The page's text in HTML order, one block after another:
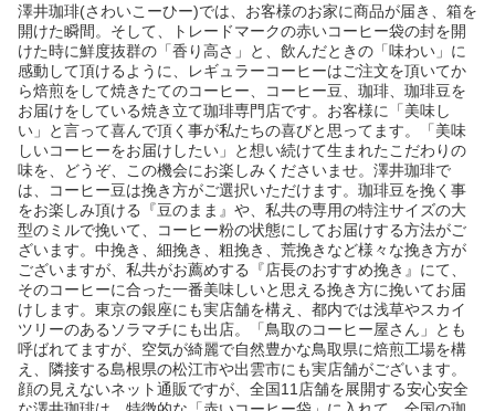
澤井珈琲(さわいこーひー)では、お客様のお家に商品が届き、箱を
開けた瞬間。そして、トレードマークの赤いコーヒー袋の封を開
けた時に鮮度抜群の「香り高さ」と、飲んだときの「味わい」に
感動して頂けるように、レギュラーコーヒーはご注文を頂いてか
ら焙煎をして焼きたてのコーヒー、コーヒー豆、珈琲、珈琲豆を
お届けをしている焼き立て珈琲専門店です。お客様に「美味し
い」と言って喜んで頂く事が私たちの喜びと思ってます。「美味
しいコーヒーをお届けしたい」と想い続けて生まれたこだわりの
味を、どうぞ、この機会にお楽しみくださいませ。澤井珈琲で
は、コーヒー豆は挽き方がご選択いただけます。珈琲豆を挽く事
をお楽しみ頂ける『豆のまま』や、私共の専用の特注サイズの大
型のミルで挽いて、コーヒー粉の状態にしてお届けする方法がご
ざいます。中挽き、細挽き、粗挽き、荒挽きなど様々な挽き方が
ございますが、私共がお薦めする『店長のおすすめ挽き』にて、
そのコーヒーに合った一番美味しいと思える挽き方に挽いてお届
けします。東京の銀座にも実店舗を構え、都内では浅草やスカイ
ツリーのあるソラマチにも出店。「鳥取のコーヒー屋さん」とも
呼ばれてますが、空気が綺麗で自然豊かな鳥取県に焙煎工場を構
え、隣接する島根県の松江市や出雲市にも実店舗がございます。
顔の見えないネット通販ですが、全国11店舗を展開する安心安全